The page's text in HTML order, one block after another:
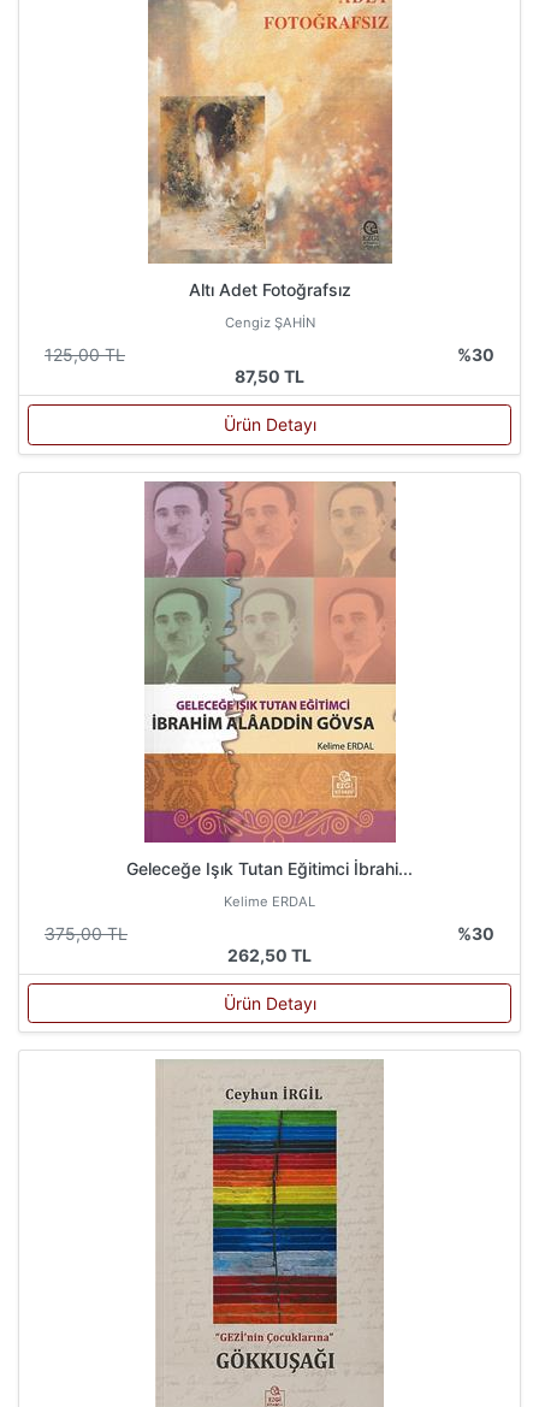
Altı Adet Fotoğrafsız
Cengiz ŞAHİN
125,00 TL
%30
87,50 TL
Ürün Detayı
Geleceğe Işık Tutan Eğitimci İbrahi...
Kelime ERDAL
375,00 TL
%30
262,50 TL
Ürün Detayı